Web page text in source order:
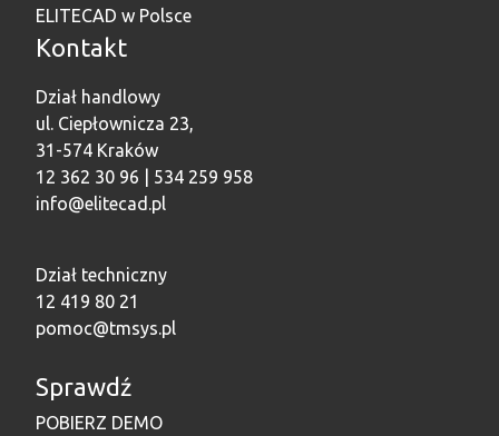
ELITECAD w Polsce
Kontakt
Dział handlowy
ul. Ciepłownicza 23,
31-574 Kraków
12 362 30 96 | 534 259 958
info@elitecad.pl
Dział techniczny
12 419 80 21
pomoc@tmsys.pl
Sprawdź
POBIERZ DEMO